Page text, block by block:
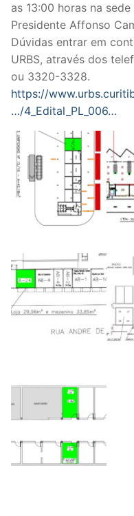
as 13:00 horas na
Presidente Affonso
Dúvidas entrar em
URBS, através dos
ou 3320-3328.
https://
…/4_Edital_PL_006…